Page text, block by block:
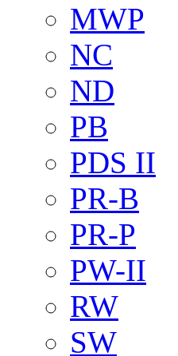
MWP
NC
ND
PB
PDS II
PR-B
PR-P
PW-II
RW
SW